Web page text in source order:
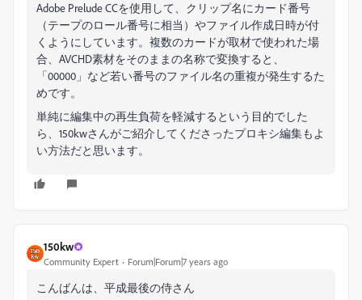
Adobe Prelude CCを使用して、クリップ名にカード番号
（テープのロール番号に相当）やファイル作成日時が付
くようにしています。複数のカードが取材で使われた場
合、AVCHD素材をそのままの名称で変換すると、
「00000」など若い番号のファイル名の重複が発生するた
めです。
単純に編集中の再生負荷を軽減するという目的でした
ら、150kwさんがご紹介してくださったプロキシ編集もよ
い方法だと思います。
150kw
Community Expert Forum|Forum|7 years ago
こんばんは、平成最後の侍さん